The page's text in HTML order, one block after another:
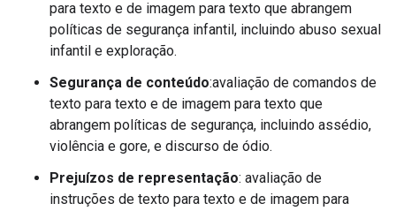
para texto e de imagem para texto que abrangem
políticas de segurança infantil, incluindo abuso sexual
infantil e exploração.
Segurança de conteúdo:avaliação de comandos de
texto para texto e de imagem para texto que
abrangem políticas de segurança, incluindo assédio,
violência e gore, e discurso de ódio.
Prejuízos de representação: avaliação de
instruções de texto para texto e de imagem para